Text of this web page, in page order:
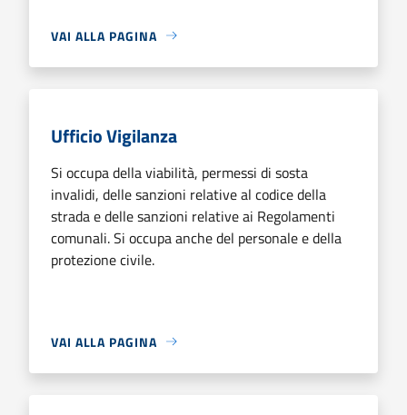
VAI ALLA PAGINA
Ufficio Vigilanza
Si occupa della viabilità, permessi di sosta
invalidi, delle sanzioni relative al codice della
strada e delle sanzioni relative ai Regolamenti
comunali. Si occupa anche del personale e della
protezione civile.
VAI ALLA PAGINA